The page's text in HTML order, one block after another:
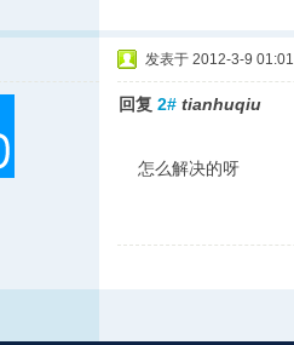
发表于 2012-3-9 01:01
回复 2# tianhuqiu
怎么解决的呀